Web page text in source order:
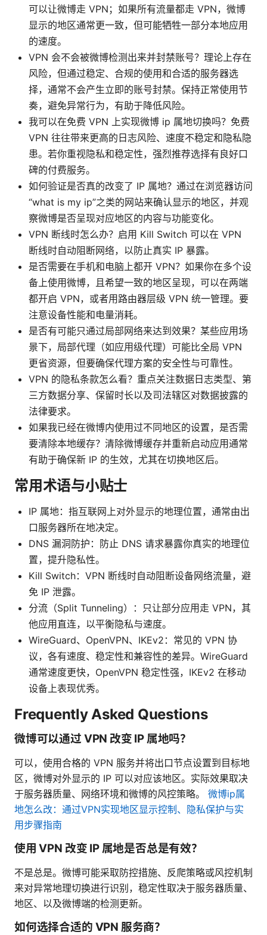
可以让微博走 VPN；如果所有流量都走 VPN，微博
显示的地区通常更一致，但可能牺牲一部分本地应用
的速度。
VPN 会不会被微博检测出来并封禁账号？理论上存在
风险，但通过稳定、合规的使用和合适的服务器选
择，通常不会产生立即的账号封禁。保持正常使用节
奏，避免异常行为，有助于降低风险。
我可以在免费 VPN 上实现微博 ip 属地切换吗？免费
VPN 往往带来更高的日志风险、速度不稳定和隐私隐
患。若你重视隐私和稳定性，强烈推荐选择有良好口
碑的付费服务。
如何验证是否真的改变了 IP 属地？通过在浏览器访问
“what is my ip”之类的网站来确认显示的地区，并观
察微博是否呈现对应地区的内容与功能变化。
VPN 断线时怎么办？启用 Kill Switch 可以在 VPN
断线时自动阻断网络，以防止真实 IP 暴露。
是否需要在手机和电脑上都开 VPN？如果你在多个设
备上使用微博，且希望一致的地区呈现，可以在两端
都开启 VPN，或者用路由器层级 VPN 统一管理。要
注意设备性能和电量消耗。
是否有可能只通过局部网络来达到效果？某些应用场
景下，局部代理（如应用级代理）可能比全局 VPN
更省资源，但要确保代理方案的安全性与可靠性。
VPN 的隐私条款怎么看？重点关注数据日志类型、第
三方数据分享、保留时长以及司法辖区对数据披露的
法律要求。
如果我已经在微博内使用过不同地区的设置，是否需
要清除本地缓存？清除微博缓存并重新启动应用通常
有助于确保新 IP 的生效，尤其在切换地区后。
常用术语与小贴士
IP 属地：指互联网上对外显示的地理位置，通常由出
口服务器所在地决定。
DNS 漏洞防护：防止 DNS 请求暴露你真实的地理位
置，提升隐私性。
Kill Switch：VPN 断线时自动阻断设备网络流量，避
免 IP 泄露。
分流（Split Tunneling）：只让部分应用走 VPN，其
他应用直连，以平衡隐私与速度。
WireGuard、OpenVPN、IKEv2：常见的 VPN 协
议，各有速度、稳定性和兼容性的差异。WireGuard
通常速度更快，OpenVPN 稳定性强，IKEv2 在移动
设备上表现优秀。
Frequently Asked Questions
微博可以通过 VPN 改变 IP 属地吗？
可以，使用合格的 VPN 服务并将出口节点设置到目标地
区，微博对外显示的 IP 可以对应该地区。实际效果取决
于服务器质量、网络环境和微博的风控策略。 微博ip属
地怎么改：通过VPN实现地区显示控制、隐私保护与实
用步骤指南
使用 VPN 改变 IP 属地是否总是有效？
不是总是。微博可能采取防控措施、反爬策略或风控机制
来对异常地理切换进行识别，稳定性取决于服务器质量、
地区、以及微博端的检测更新。
如何选择合适的 VPN 服务商？